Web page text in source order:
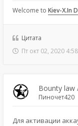
Welcome to Kiev-X.In
Цитата
Пт окт 02, 2020
Bounty law
Пиночет420
Для активации